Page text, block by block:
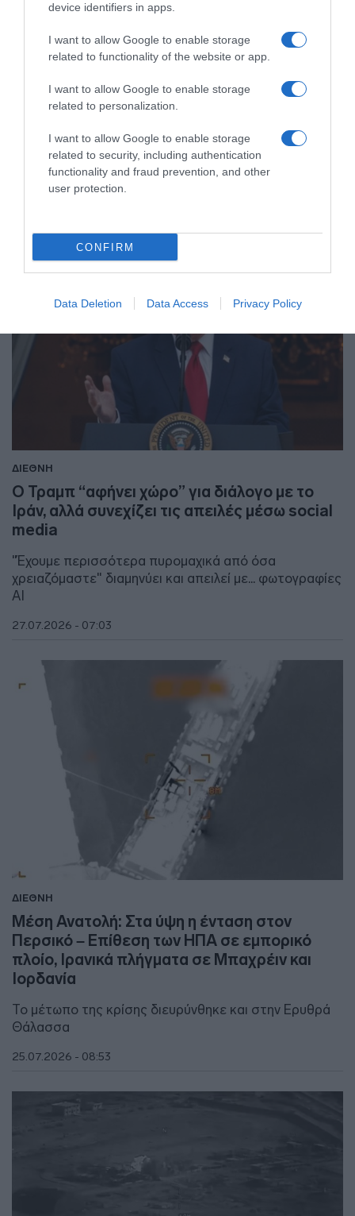
device identifiers in apps.
I want to allow Google to enable storage
related to functionality of the website or app.
I want to allow Google to enable storage
related to personalization.
I want to allow Google to enable storage
related to security, including authentication
functionality and fraud prevention, and other
user protection.
CONFIRM
Data Deletion Data Access Privacy Policy
Πετρέλαιο: Πτώση των τιμών άνω του 5%
μετά το “πάγωμα” των βομβαρδισμών στο
Αναπτερώνονται οι ελπίδες για συμφωνία ΗΠΑ-Ιράν
27.07.2026 - 07:30
ΔΙΕΘΝΗ
Ο Τραμπ “αφήνει χώρο” για διάλογο με το
Ιράν, αλλά συνεχίζει τις απειλές μέσω social
media
"Έχουμε περισσότερα πυρομαχικά από όσα
χρειαζόμαστε" διαμηνύει και απειλεί με... φωτογραφίες
ΑΙ
27.07.2026 - 07:03
ΔΙΕΘΝΗ
Μέση Ανατολή: Στα ύψη η ένταση στον
Περσικό – Επίθεση των ΗΠΑ σε εμπορικό
πλοίο, Ιρανικά πλήγματα σε Μπαχρέιν και
Ιορδανία
Το μέτωπο της κρίσης διευρύνθηκε και στην Ερυθρά
Θάλασσα
25.07.2026 - 08:53